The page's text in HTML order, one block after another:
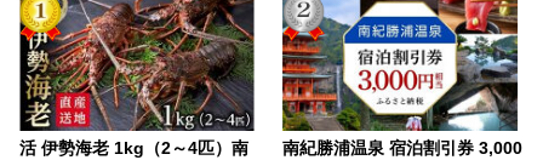
活 伊勢海老 1kg（2～4匹）南
南紀勝浦温泉 宿泊割引券 3,000